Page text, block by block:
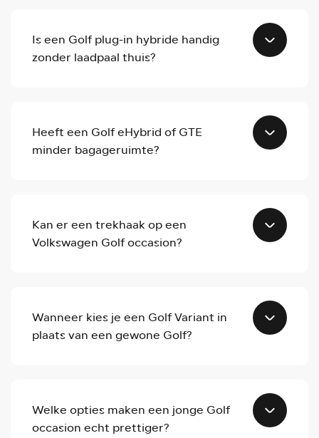
Is een Golf plug-in hybride handig
zonder laadpaal thuis?
Heeft een Golf eHybrid of GTE
minder bagageruimte?
Kan er een trekhaak op een
Volkswagen Golf occasion?
Wanneer kies je een Golf Variant in
plaats van een gewone Golf?
Welke opties maken een jonge Golf
occasion echt prettiger?